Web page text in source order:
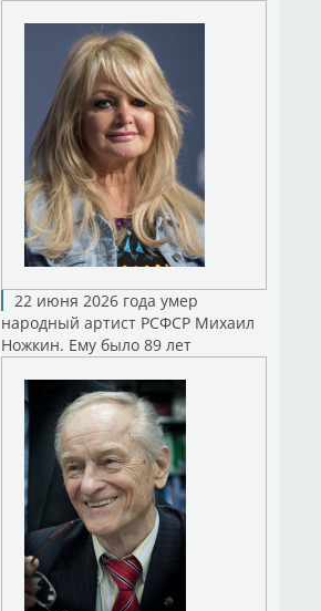
22 июня 2026 года умер
народный артист РСФСР Михаил
Ножкин. Ему было 89 лет